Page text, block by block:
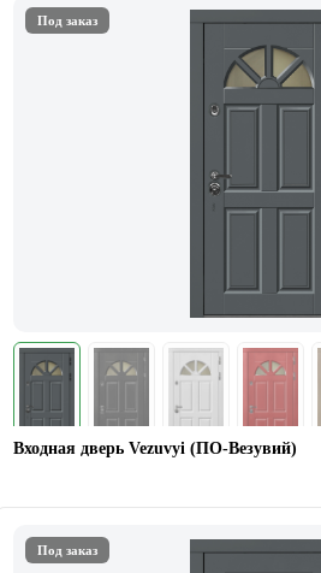
Под заказ
Входная дверь Vezuvyi (ПО-Везувий)
Под заказ